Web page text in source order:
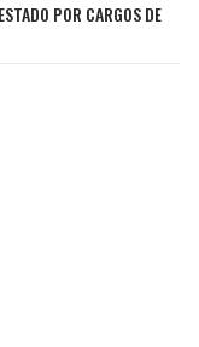
POR CARGOS DE